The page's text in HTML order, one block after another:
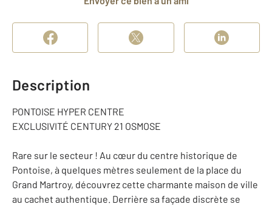
Description
PONTOISE HYPER CENTRE
EXCLUSIVITÉ CENTURY 21 OSMOSE
Rare sur le secteur ! Au cœur du centre historique de
Pontoise, à quelques mètres seulement de la place du
Grand Martroy, découvrez cette charmante maison de ville
au cachet authentique. Derrière sa façade discrète se